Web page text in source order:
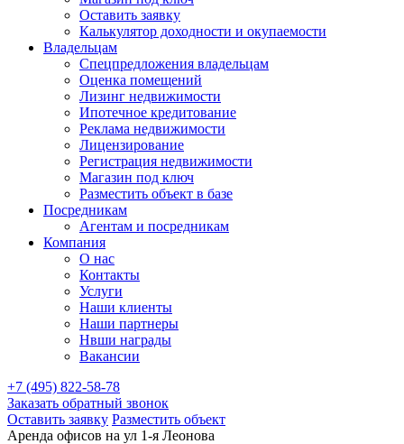
Оставить заявку
Калькулятор доходности и окупаемости
Владельцам
Спецпредложения владельцам
Оценка помещений
Лизинг недвижимости
Ипотечное кредитование
Реклама недвижимости
Лицензирование
Регистрация недвижимости
Магазин под ключ
Разместить объект в базе
Посредникам
Агентам и посредникам
Компания
О нас
Контакты
Услуги
Наши клиенты
Наши партнеры
Нвши награды
Вакансии
+7 (495) 822-58-78
Заказать обратный звонок
Оставить заявку Разместить объект
Аренда офисов на ул 1-я Леонова